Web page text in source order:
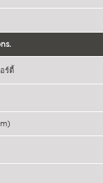
ร์ตี้